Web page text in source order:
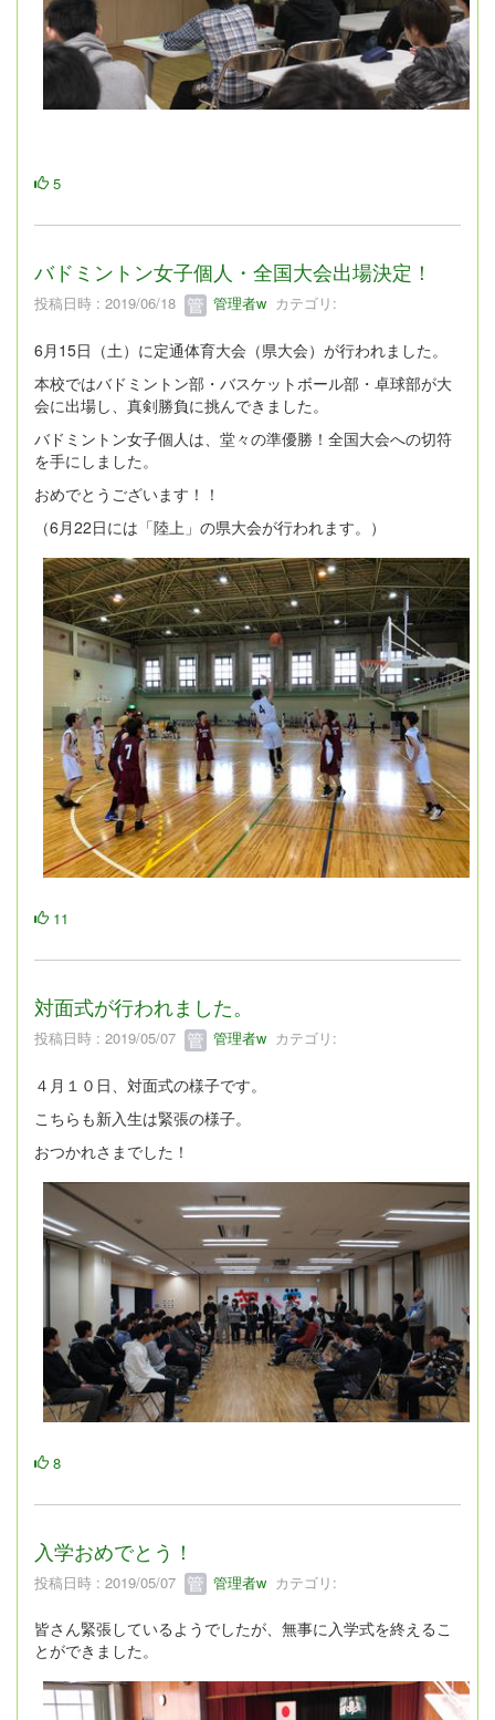
5
バドミントン女子個人・全国大会出場決定！
投稿日時 : 2019/06/18 管理者w カテゴリ:
6月15日（土）に定通体育大会（県大会）が行われました。
本校ではバドミントン部・バスケットボール部・卓球部が大
会に出場し、真剣勝負に挑んできました。
バドミントン女子個人は、堂々の準優勝！全国大会への切符
を手にしました。
おめでとうございます！！
（6月22日には「陸上」の県大会が行われます。）
11
対面式が行われました。
投稿日時 : 2019/05/07 管理者w カテゴリ:
４月１０日、対面式の様子です。
こちらも新入生は緊張の様子。
おつかれさまでした！
8
入学おめでとう！
投稿日時 : 2019/05/07 管理者w カテゴリ:
皆さん緊張しているようでしたが、無事に入学式を終えるこ
とができました。